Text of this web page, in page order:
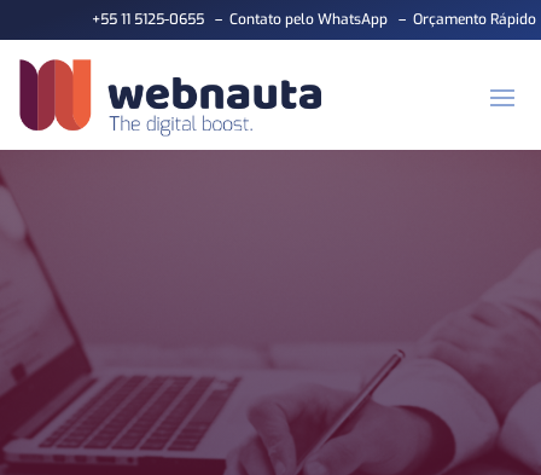
+55 11 5125-0655– Contato pelo WhatsApp– Orçamento Rápido